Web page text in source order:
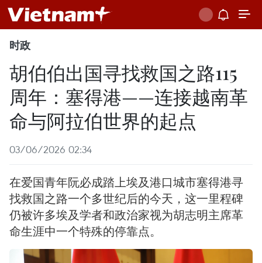
时政
胡伯伯出国寻找救国之路115
周年：塞得港——连接越南革
命与阿拉伯世界的起点
03/06/2026 02:34
在爱国青年阮必成踏上埃及港口城市塞得港寻
找救国之路一个多世纪后的今天，这一里程碑
仍被许多埃及学者和政治家视为胡志明主席革
命生涯中一个特殊的停靠点。